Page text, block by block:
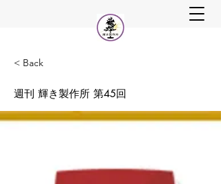
< Back
週刊 輝き製作所 第45回